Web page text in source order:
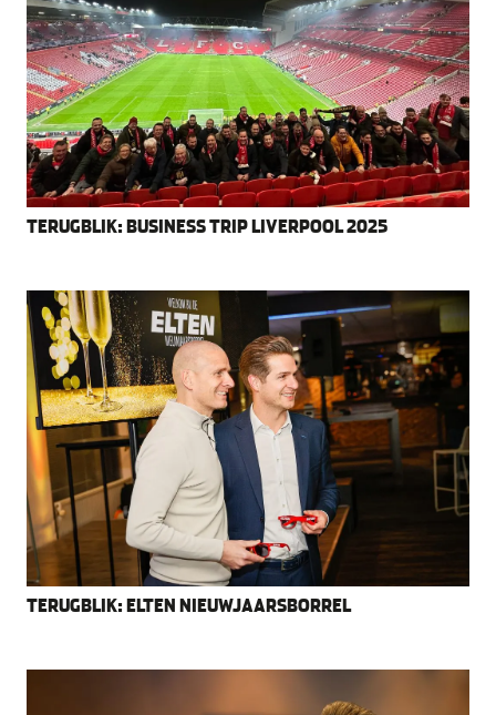
TERUGBLIK: BUSINESS TRIP LIVERPOOL 2025
TERUGBLIK: ELTEN NIEUWJAARSBORREL